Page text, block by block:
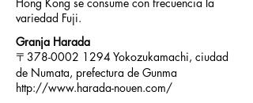
variedad Fuji.
Granja Harada
〒378-0002 1294 Yokozukamachi, ciudad
de Numata, prefectura de Gunma
http://www.harada-nouen.com/